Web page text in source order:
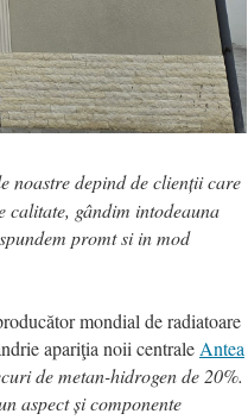
noastre depind de clienții care
calitate, gândim intodeauna
promt si in mod
mondial de radiatoare
apariţia noii centraleAntea
de metan-hidrogen de 20%.
aspect și componente